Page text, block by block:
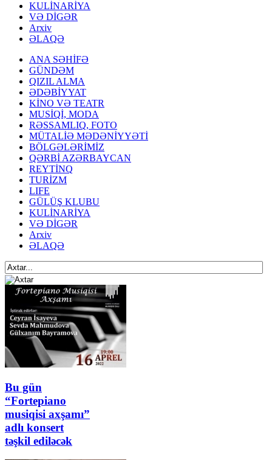
KULİNARİYA
VƏ DİGƏR
Arxiv
ƏLAQƏ
ANA SƏHİFƏ
GÜNDƏM
QIZIL ALMA
ƏDƏBİYYAT
KİNO VƏ TEATR
MUSİQİ, MODA
RƏSSAMLIQ, FOTO
MÜTALİƏ MƏDƏNİYYƏTİ
BÖLGƏLƏRİMİZ
QƏRBİ AZƏRBAYCAN
REYTİNQ
TURİZM
LIFE
GÜLÜŞ KLUBU
KULİNARİYA
VƏ DİGƏR
Arxiv
ƏLAQƏ
Bu gün
“Fortepiano
musiqisi axşamı”
adlı konsert
təşkil ediləcək